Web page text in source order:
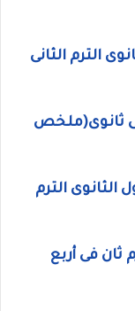
الترم الثانى
ثانوى(ملخص
الثانوى الترم
ثان فى أربع